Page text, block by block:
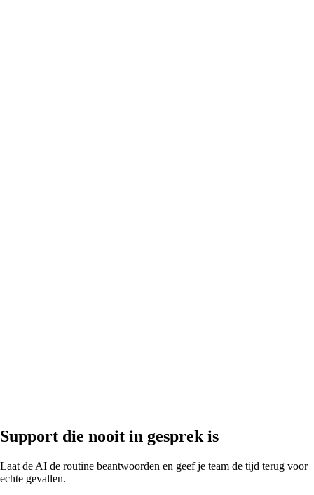
Support die nooit in gesprek is
Laat de AI de routine beantwoorden en geef je team de tijd terug voor
echte gevallen.